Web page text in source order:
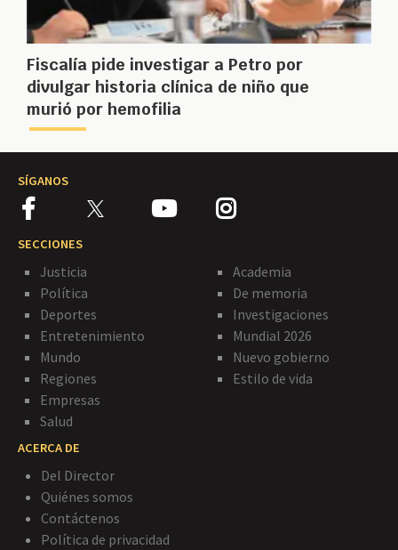
Fiscalía pide investigar a Petro por
divulgar historia clínica de niño que
murió por hemofilia
SÍGANOS
SECCIONES
Justicia
Política
Deportes
Entretenimiento
Mundo
Regiones
Empresas
Salud
Academia
De memoria
Investigaciones
Mundial 2026
Nuevo gobierno
Estilo de vida
ACERCA DE
Del Director
Quiénes somos
Contáctenos
Política de privacidad